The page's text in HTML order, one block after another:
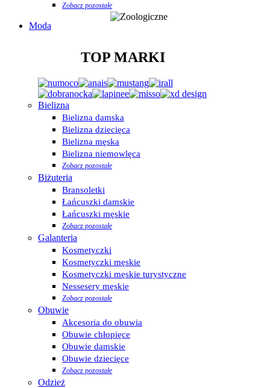
Zobacz pozostałe
Moda
TOP MARKI
Bielizna
Bielizna damska
Bielizna dziecięca
Bielizna męska
Bielizna niemowlęca
Zobacz pozostałe
Biżuteria
Bransoletki
Łańcuszki damskie
Łańcuszki męskie
Zobacz pozostałe
Galanteria
Kosmetyczki
Kosmetyczki męskie
Kosmetyczki męskie turystyczne
Nessesery męskie
Zobacz pozostałe
Obuwie
Akcesoria do obuwia
Obuwie chłopięce
Obuwie damskie
Obuwie dziecięce
Zobacz pozostałe
Odzież